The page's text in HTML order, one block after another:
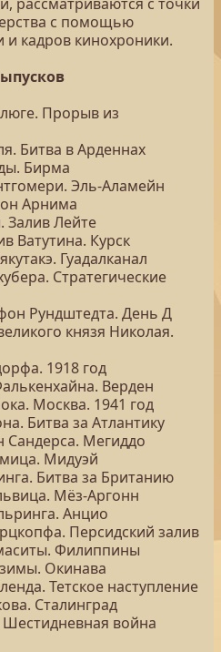
с помощью
кадров кинохроники.
Прорыв из
Битва в Арденнах
Бирма
Эль-Аламейн
Арнима
Залив Лейте
Ватутина. Курск
Гуадалканал
Стратегические
Рундштедта. День Д
князя Николая.
1918 год
Верден
Москва. 1941 год
Битва за Атлантику
Сандерса. Мегиддо
Мидуэй
Битва за Британию
Мёз-Аргонн
Анцио
Персидский залив
Филиппины
Окинава
Тетское наступление
Сталинград
война